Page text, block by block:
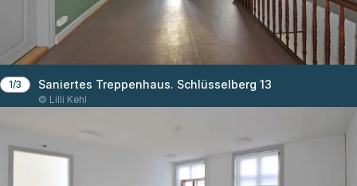
1/3 Saniertes Treppenhaus. Schlüsselberg 13
© Lilli Kehl